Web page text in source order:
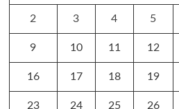
2 3 4 5
9 10 11 12
16 17 18 19
23 24 25 26